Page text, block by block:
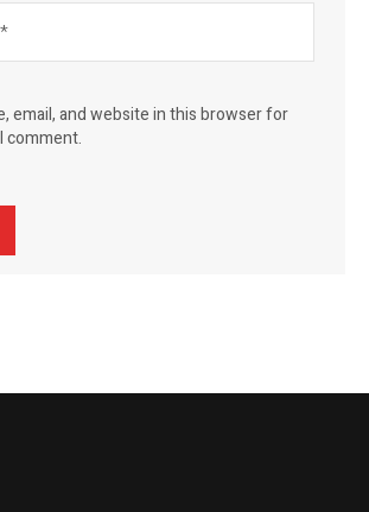
email, and website in this browser for
comment.